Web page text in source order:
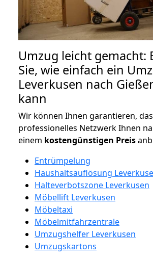
Umzug leicht gemacht:
Sie, wie einfach ein
Leverkusen nach
kann
Wir können Ihnen garantieren,
professionelles Netzwerk Ihnen
einem kostengünstigen Preis
Entrümpelung
Haushaltsauflösung
Halteverbotszone Leverkusen
Möbellift Leverkusen
Möbeltaxi
Möbelmitfahrzentrale
Umzugshelfer Leverkusen
Umzugskartons